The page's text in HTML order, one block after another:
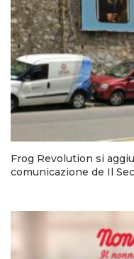
Frog Revolution si
comunicazione de Il